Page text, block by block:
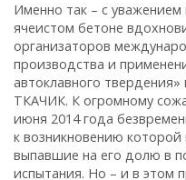
Именно так – с
ячеистом бетоне
организаторов
производства и
автоклавного
ТКАЧИК. К огромному
июня 2014 года
к возникновению
выпавшие на его долю в
испытания. Но – и в этом